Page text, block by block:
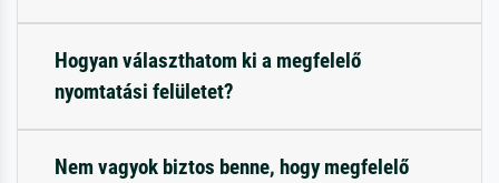
Hogyan választhatom ki a megfelelő
nyomtatási felületet?
Nem vagyok biztos benne, hogy megfelelő